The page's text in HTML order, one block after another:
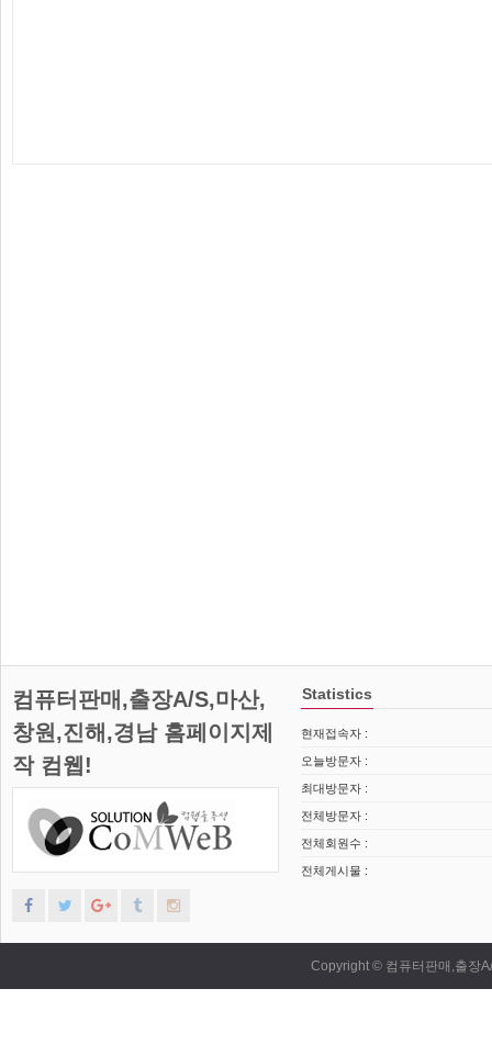
컴퓨터판매,출장A/S,마산,
창원,진해,경남 홈페이지제
작 컴웹!
Statistics
현재접속자 :
오늘방문자 :
최대방문자 :
전체방문자 :
전체회원수 :
전체게시물 :
Copyright © 컴퓨터판매,출장